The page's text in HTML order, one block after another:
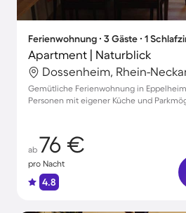
Ferienwohnung ∙ 3 Gäste ∙ 1
Apartment | Naturblick
Gemütliche Ferienwohnung in
Personen mit eigener Küche und
ab 76 €
pro Nacht
4.8